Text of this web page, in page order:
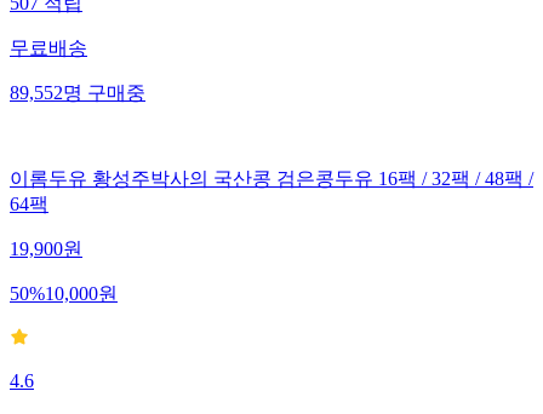
507적립
무료배송
89,552명구매중
이롬두유 황성주박사의 국산콩 검은콩두유 16팩 / 32팩 / 48팩 /
64팩
19,900원
50%10,000원
4.6